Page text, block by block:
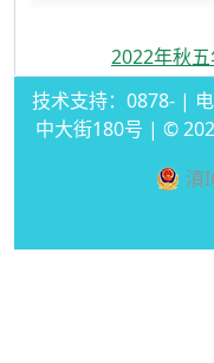
2022年秋
技术支持：0878- | 电
中大街180号 | ©
滇